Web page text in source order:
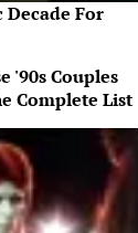
Decade For
'90s Couples
Complete List